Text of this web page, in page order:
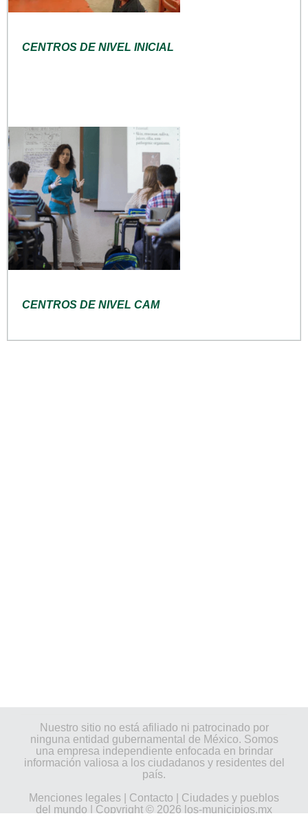
CENTROS DE NIVEL INICIAL
CENTROS DE NIVEL CAM
Nuestro sitio no está afiliado ni patrocinado por
ninguna entidad gubernamental de México. Somos
una empresa independiente enfocada en brindar
información valiosa a los ciudadanos y residentes del
país.
Menciones legales
Contacto
Ciudades y pueblos
del mundo | Copyright © 2026 los-municipios.mx